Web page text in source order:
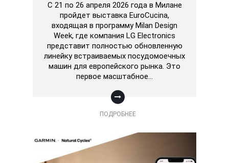
С 21 по 26 апреля 2026 года в Милане
пройдет выставка EuroCucina,
входящая в программу Milan Design
Week, где компания LG Electronics
представит полностью обновленную
линейку встраиваемых посудомоечных
машин для европейского рынка. Это
первое масштабное…
ПОДРОБНЕЕ